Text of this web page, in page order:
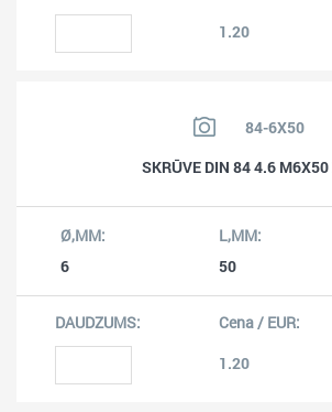
1.20
84-6X50
SKRŪVE DIN 84 4.6 M6X50
6 50
1.20